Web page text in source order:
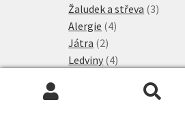
produktů
Žaludek a střeva 33
Alergie 44
Játra 22
produkty
Ledviny 44
produktů
Nadváha & diabetes